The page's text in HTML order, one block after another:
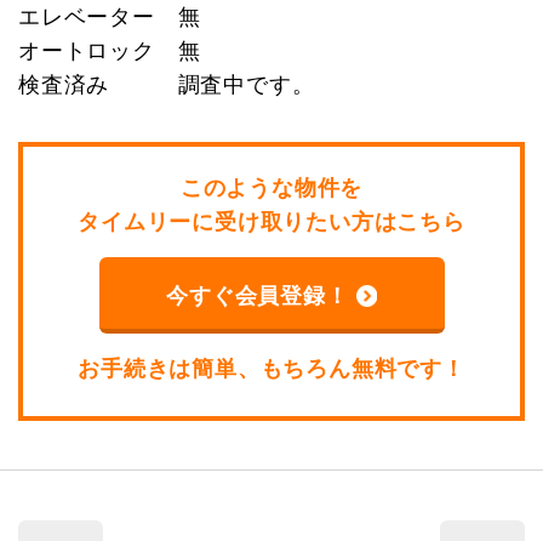
エレベーター 無
オートロック 無
検査済み 調査中です。
このような物件を
タイムリーに受け取りたい方はこちら
今すぐ会員登録！
お手続きは簡単、もちろん無料です！